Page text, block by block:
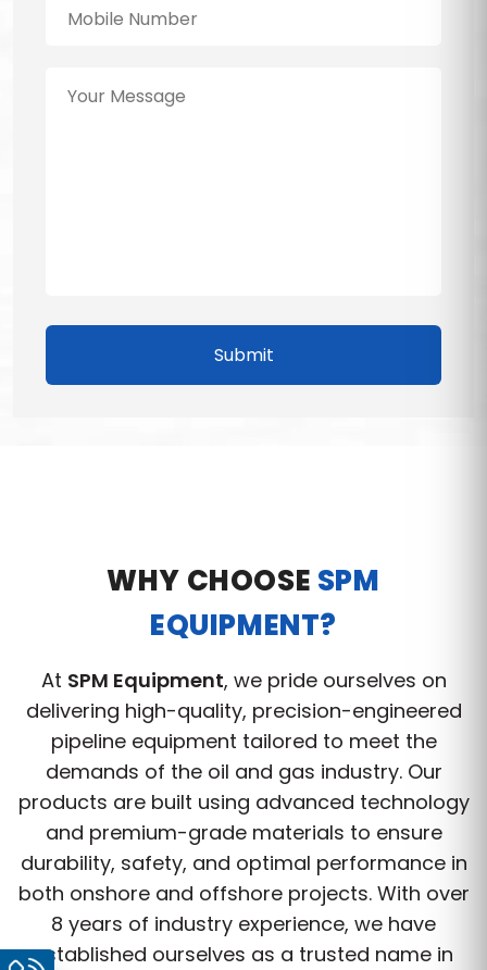
Submit
WHY CHOOSE SPM
EQUIPMENT?
At SPM Equipment, we pride ourselves on
delivering high-quality, precision-engineered
pipeline equipment tailored to meet the
demands of the oil and gas industry. Our
products are built using advanced technology
and premium-grade materials to ensure
durability, safety, and optimal performance in
both onshore and offshore projects. With over
8 years of industry experience, we have
established ourselves as a trusted name in